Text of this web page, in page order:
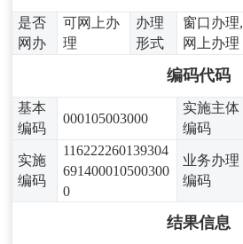
是否
网办
可网上办
理
办理
形式
窗口办理,
网上办理
编码代码
基本
编码
000105003000
实施主体
编码
实施
编码
116222260139304
691400010500300
0
业务办理
编码
结果信息